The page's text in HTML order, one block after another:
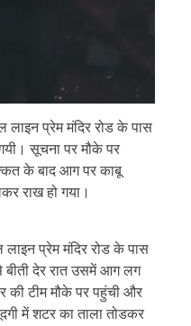
लाइन प्रेम मंदिर रोड के पास
सूचना पर मौके पर
के बाद आग पर काबू
राख हो गया।
प्रेम मंदिर रोड के पास
देर रात उसमें आग लग
टीम मौके पर पहुंची और
में शटर का ताला तोडकर